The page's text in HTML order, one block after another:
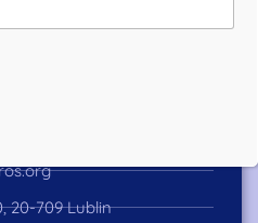
20-709 Lublin